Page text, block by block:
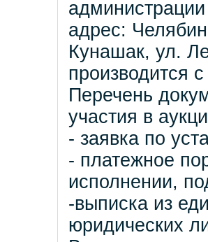
адрес:
Кунашак, ул.
производится
Перечень
участия в
- заявка по
- платежное
исполнении,
-выписка из
юридических